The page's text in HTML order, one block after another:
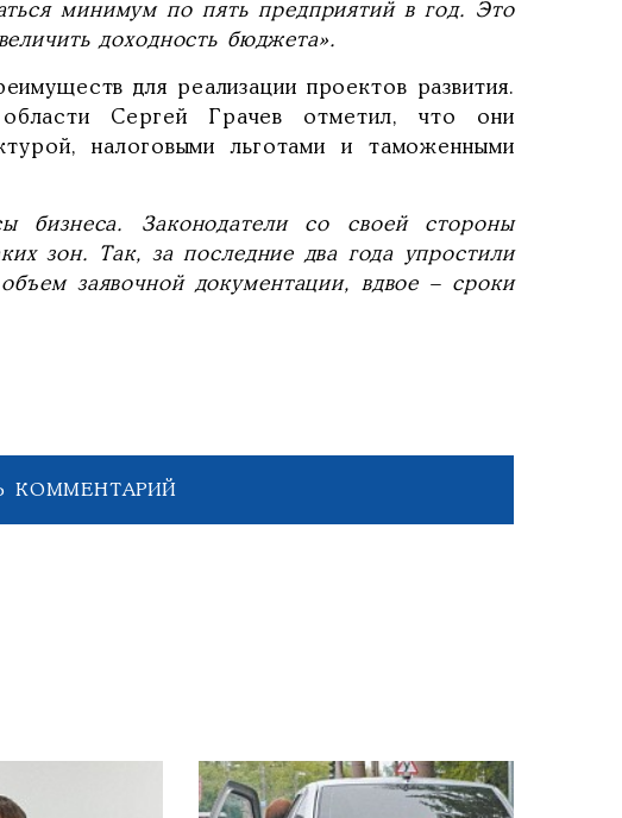
минимум по пять предприятий в год. Это
доходность бюджета».
для реализации проектов развития.
области Сергей Грачев отметил, что они
налоговыми льготами и таможенными
бизнеса. Законодатели со своей стороны
зон. Так, за последние два года упростили
заявочной документации, вдвое – сроки
КОММЕНТАРИЙ